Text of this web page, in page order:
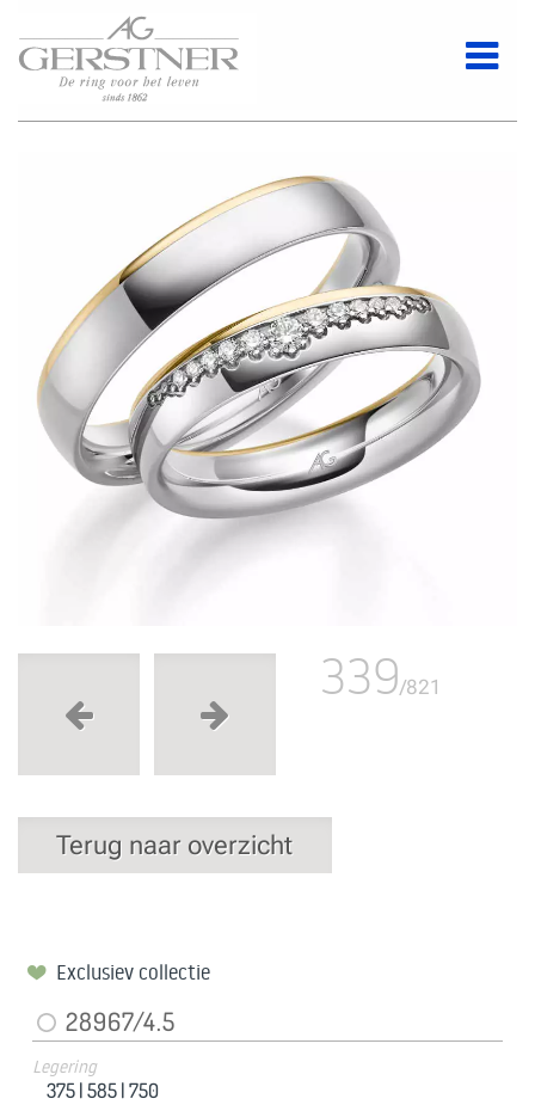
339/821
Terug naar overzicht
Exclusiev collectie
28967/4.5
Legering
375 |585 |750